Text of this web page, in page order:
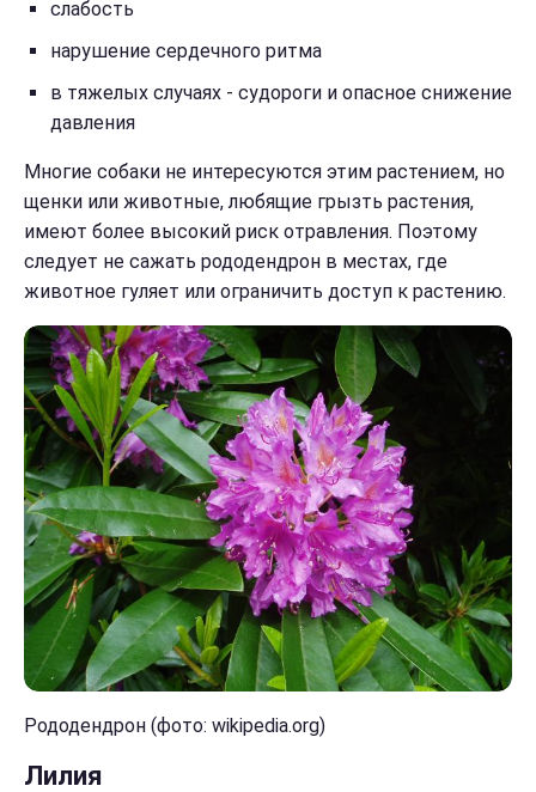
слабость
нарушение сердечного ритма
в тяжелых случаях - судороги и опасное снижение
давления
Многие собаки не интересуются этим растением, но
щенки или животные, любящие грызть растения,
имеют более высокий риск отравления. Поэтому
следует не сажать рододендрон в местах, где
животное гуляет или ограничить доступ к растению.
Рододендрон (фото: wikipedia.org)
Лилия